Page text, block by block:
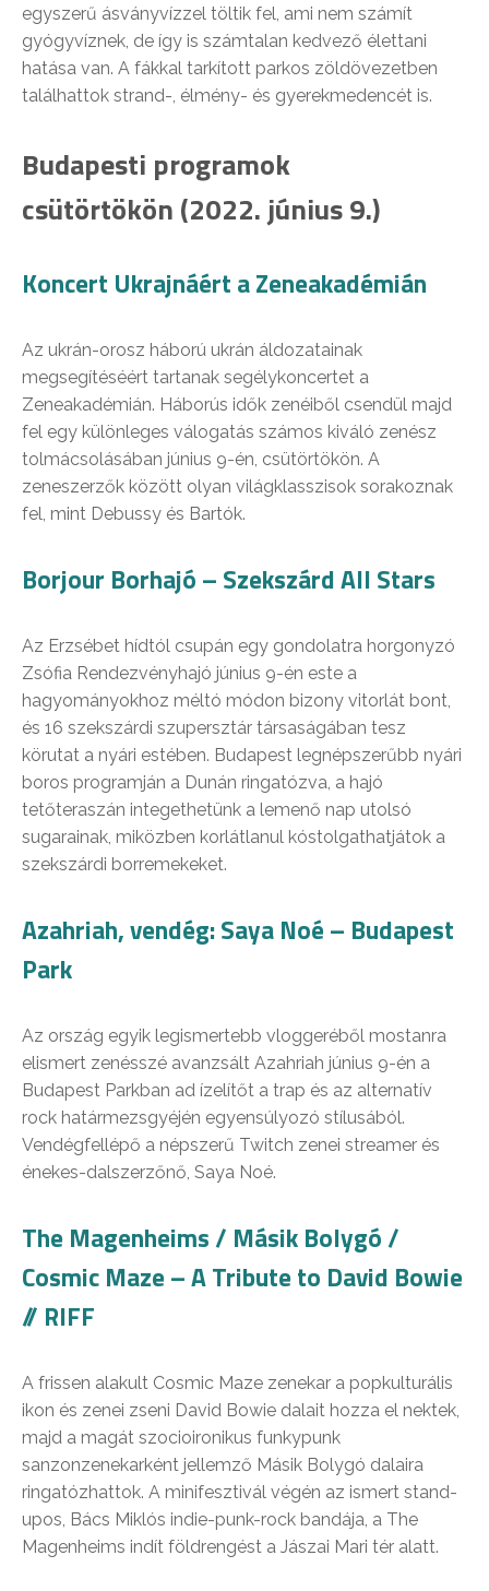
egyszerű ásványvízzel töltik fel, ami nem számít
gyógyvíznek, de így is számtalan kedvező élettani
hatása van. A fákkal tarkított parkos zöldövezetben
találhattok strand-, élmény- és gyerekmedencét is.
Budapesti programok
csütörtökön (2022. június 9.)
Koncert Ukrajnáért a Zeneakadémián
Az ukrán-orosz háború ukrán áldozatainak
megsegítéséért tartanak segélykoncertet a
Zeneakadémián. Háborús idők zenéiből csendül majd
fel egy különleges válogatás számos kiváló zenész
tolmácsolásában június 9-én, csütörtökön. A
zeneszerzők között olyan világklasszisok sorakoznak
fel, mint Debussy és Bartók.
Borjour Borhajó – Szekszárd All Stars
Az Erzsébet hídtól csupán egy gondolatra horgonyzó
Zsófia Rendezvényhajó június 9-én este a
hagyományokhoz méltó módon bizony vitorlát bont,
és 16 szekszárdi szupersztár társaságában tesz
körutat a nyári estében. Budapest legnépszerűbb nyári
boros programján a Dunán ringatózva, a hajó
tetőteraszán integethetünk a lemenő nap utolsó
sugarainak, miközben korlátlanul kóstolgathatjátok a
szekszárdi borremekeket.
Azahriah, vendég: Saya Noé – Budapest
Park
Az ország egyik legismertebb vloggeréből mostanra
elismert zenésszé avanzsált Azahriah június 9-én a
Budapest Parkban ad ízelítőt a trap és az alternatív
rock határmezsgyéjén egyensúlyozó stílusából.
Vendégfellépő a népszerű Twitch zenei streamer és
énekes-dalszerzőnő, Saya Noé.
The Magenheims / Másik Bolygó /
Cosmic Maze – A Tribute to David Bowie
// RIFF
A frissen alakult Cosmic Maze zenekar a popkulturális
ikon és zenei zseni David Bowie dalait hozza el nektek,
majd a magát szocioironikus funkypunk
sanzonzenekarként jellemző Másik Bolygó dalaira
ringatózhattok. A minifesztivál végén az ismert stand-
upos, Bács Miklós indie-punk-rock bandája, a The
Magenheims indít földrengést a Jászai Mari tér alatt.